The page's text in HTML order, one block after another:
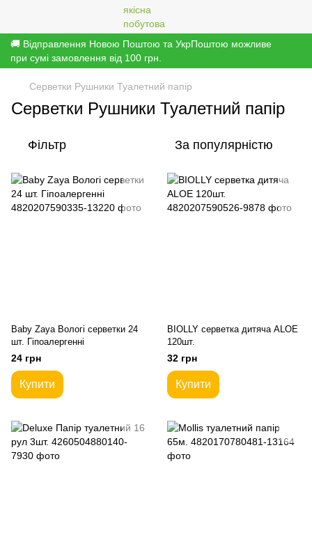
🚚 Відправлення Новою Поштою та УкрПоштою можливе
при сумі замовлення від 100 грн.
Серветки Рушники Туалетний папір
Серветки Рушники Туалетний папір
Фільтр За популярністю
Baby Zaya Вологі серветки 24
шт. Гіпоалергенні
24 грн
Купити
BIOLLY серветка дитяча ALOE
120шт.
32 грн
Купити